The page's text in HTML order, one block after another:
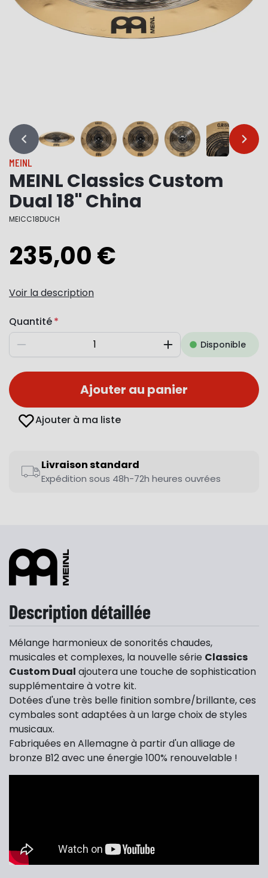
… …
MEINL
MEINL Classics Custom
Dual 18" China
MEICC18DUCH
235,00 €
Voir la description
Quantité
Diminuer AugmenterDisponible
Ajouter au panier
Ajouter à ma liste
Livraison standard
Expédition sous 48h-72h heures ouvrées
Description détaillée
Mélange harmonieux de sonorités chaudes,
musicales et complexes, la nouvelle série Classics
Custom Dual ajoutera une touche de sophistication
supplémentaire à votre kit.
Dotées d'une très belle finition sombre/brillante, ces
cymbales sont adaptées à un large choix de styles
musicaux.
Fabriquées en Allemagne à partir d'un alliage de
bronze B12 avec une énergie 100% renouvelable !